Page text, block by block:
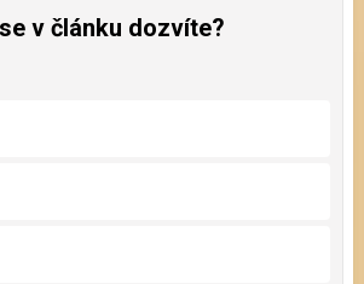
v článku dozvíte?